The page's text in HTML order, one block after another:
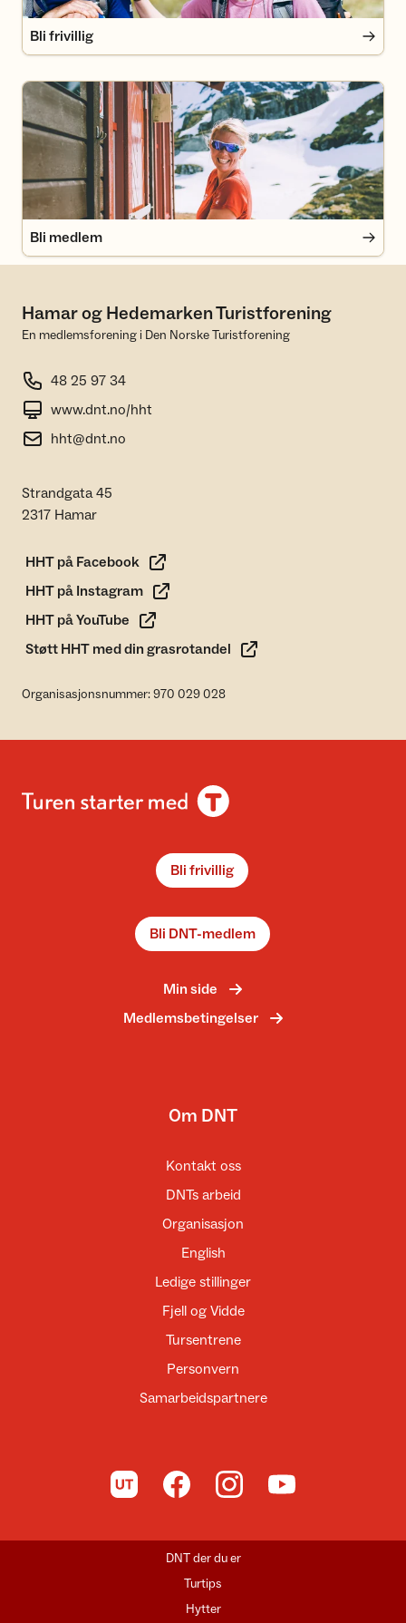
Bli frivillig
Bli medlem
Bli medlem
Hamar og Hedemarken Turistforening
En medlemsforening i Den Norske Turistforening
48 25 97 34
www.dnt.no/hht
hht@dnt.no
Strandgata 45
2317 Hamar
HHT på Facebook
HHT på Instagram
HHT på YouTube
Støtt HHT med din grasrotandel
Organisasjonsnummer: 970 029 028
Bli frivillig
Bli DNT-medlem
Min side
Medlemsbetingelser
Om DNT
Kontakt oss
DNTs arbeid
Organisasjon
English
Ledige stillinger
Fjell og Vidde
Tursentrene
Personvern
Samarbeidspartnere
Til UT.no Til DNT på Facebook
Til DNT på Instagram
Til DNT på YouTube
DNT der du er
Turtips
Hytter